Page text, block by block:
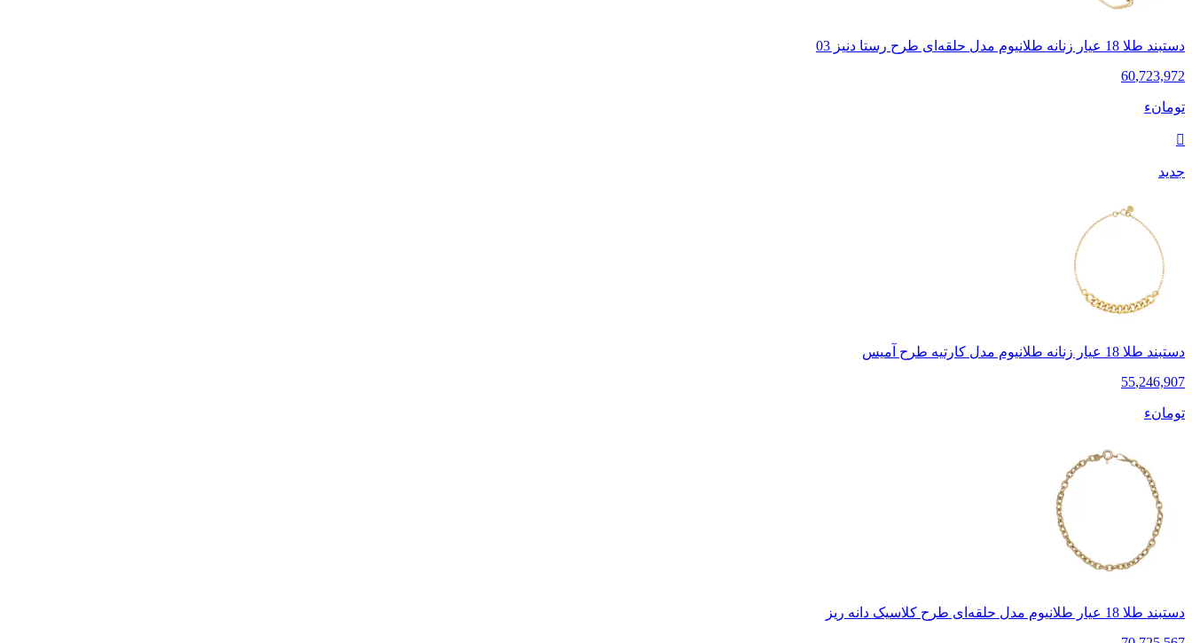
دستبند طلا 18 عیار زنانه طلانیوم مدل حلقه‌ای طرح رستا دنیز 03
60,723,972
تومانء
جدید
دستبند طلا 18 عیار زنانه طلانیوم مدل کارتیه طرح آمیس
55,246,907
تومانء
دستبند طلا 18 عیار طلانیوم مدل حلقه‌ای طرح کلاسیک دانه ریز